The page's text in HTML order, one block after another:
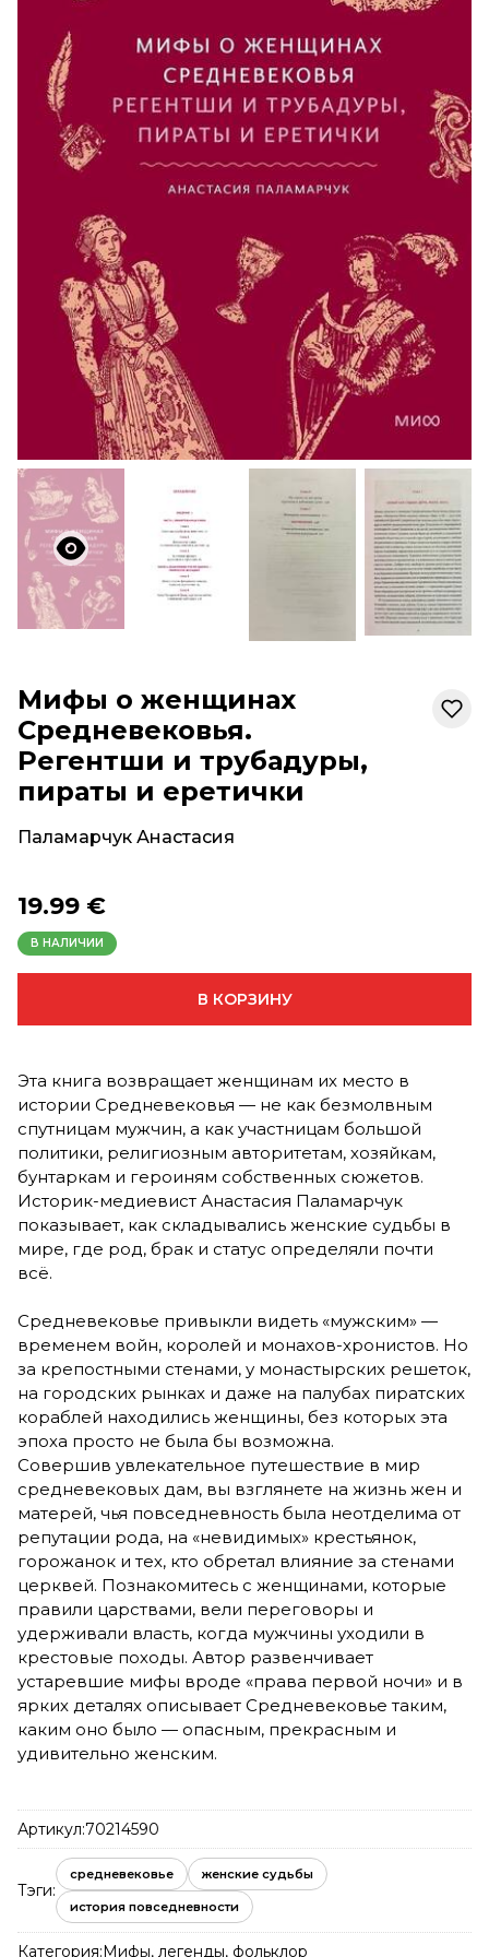
Мифы о женщинах
Средневековья.
Регентши и трубадуры,
пираты и еретички
Паламарчук Анастасия
19.99 €
В НАЛИЧИИ
В КОРЗИНУ
Эта книга возвращает женщинам их место в
истории Средневековья — не как безмолвным
спутницам мужчин, а как участницам большой
политики, религиозным авторитетам, хозяйкам,
бунтаркам и героиням собственных сюжетов.
Историк-медиевист Анастасия Паламарчук
показывает, как складывались женские судьбы в
мире, где род, брак и статус определяли почти
всё.
Средневековье привыкли видеть «мужским» —
временем войн, королей и монахов-хронистов. Но
за крепостными стенами, у монастырских решеток,
на городских рынках и даже на палубах пиратских
кораблей находились женщины, без которых эта
эпоха просто не была бы возможна.
Совершив увлекательное путешествие в мир
средневековых дам, вы взглянете на жизнь жен и
матерей, чья повседневность была неотделима от
репутации рода, на «невидимых» крестьянок,
горожанок и тех, кто обретал влияние за стенами
церквей. Познакомитесь с женщинами, которые
правили царствами, вели переговоры и
удерживали власть, когда мужчины уходили в
крестовые походы. Автор развенчивает
устаревшие мифы вроде «права первой ночи» и в
ярких деталях описывает Средневековье таким,
каким оно было — опасным, прекрасным и
удивительно женским.
Артикул:70214590
Тэги:
средневековье женские судьбы
история повседневности
Категория: Мифы, легенды, фольклор